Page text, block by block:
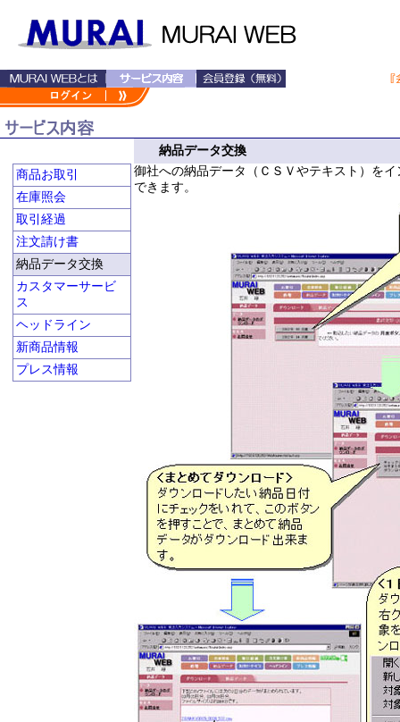
納品データ交換
商品お取引
在庫照会
取引経過
注文請け書
納品データ交換
カスタマーサービ
ス
ヘッドライン
新商品情報
プレス情報
御社への納品データ（ＣＳＶやテキスト）を
できます。